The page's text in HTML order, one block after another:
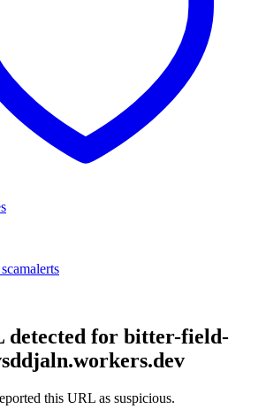
detected for bitter-field-
this URL as suspicious.